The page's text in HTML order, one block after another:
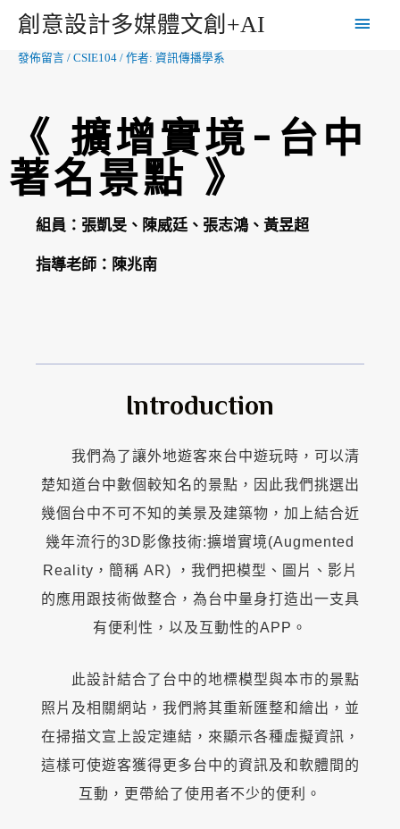
創意設計多媒體文創+AI
發佈留言 / CSIE104 / 作者: 資訊傳播學系
《 擴增實境-台中
著名景點 》
組員：張凱旻、陳威廷、張志鴻、黃昱超
指導老師：陳兆南
Introduction
我們為了讓外地遊客來台中遊玩時，可以清
楚知道台中數個較知名的景點，因此我們挑選出
幾個台中不可不知的美景及建築物，加上結合近
幾年流行的3D影像技術:擴增實境(Augmented
Reality，簡稱 AR) ，我們把模型、圖片、影片
的應用跟技術做整合，為台中量身打造出一支具
有便利性，以及互動性的APP。
此設計結合了台中的地標模型與本市的景點
照片及相關網站，我們將其重新匯整和繪出，並
在掃描文宣上設定連結，來顯示各種虛擬資訊，
這樣可使遊客獲得更多台中的資訊及和軟體間的
互動，更帶給了使用者不少的便利。